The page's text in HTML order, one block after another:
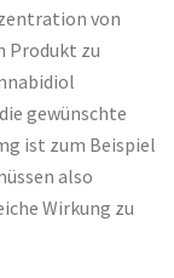
von
Produkt zu
gewünschte
ist zum Beispiel
also
Wirkung zu